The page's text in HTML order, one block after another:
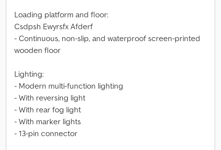
Loading platform and floor:
Csdpsh Ewyrsfx Afderf
- Continuous, non-slip, and waterproof screen-printed
wooden floor
Lighting:
- Modern multi-function lighting
- With reversing light
- With rear fog light
- With marker lights
- 13-pin connector